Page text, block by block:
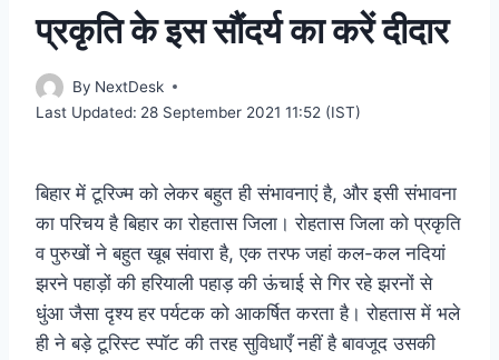
प्रकृति के इस सौंदर्य का करें दीदार
By NextDesk
Last Updated: 28 September 2021 11:52 (IST)
बिहार में टूरिज्म को लेकर बहुत ही संभावनाएं है, और इसी संभावना
का परिचय है बिहार का रोहतास जिला। रोहतास जिला को प्रकृति
व पुरुखों ने बहुतखूबसंवारा है, एक तरफ जहां कल-कल नदियां
झरने पहाड़ों की हरियाली पहाड़ की ऊंचाई से गिर रहे झरनों से
धुंआ जैसा दृश्य हर पर्यटक को आकर्षित करता है। रोहतास में भले
ही ने बड़े टूरिस्ट स्पॉट की तरह सुविधाएँ नहीं है बावजूद उसकी